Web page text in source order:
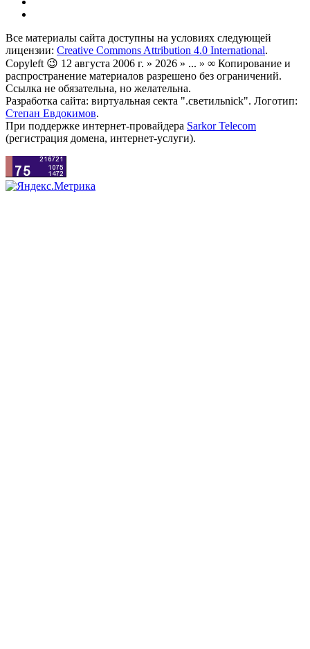
Все материалы сайта доступны на условиях следующей
лицензии: Creative Commons Attribution 4.0 International.
Copyleft 😉 12 августа 2006 г. » 2026 » ... » ∞ Копирование и
распространение материалов разрешено без ограничений.
Ссылка не обязательна, но желательна.
Разработка сайта: виртуальная секта ".светильnick". Логотип:
Степан Евдокимов.
При поддержке интернет-провайдера Sarkor Telecom
(регистрация домена, интернет-услуги).